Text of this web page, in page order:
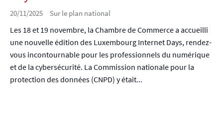
20/11/2025 Sur le plan national
Les 18 et 19 novembre, la Chambre de Commerce a accueilli
une nouvelle édition des Luxembourg Internet Days, rendez-
vous incontournable pour les professionnels du numérique
et de la cybersécurité. La Commission nationale pour la
protection des données (CNPD) y était...